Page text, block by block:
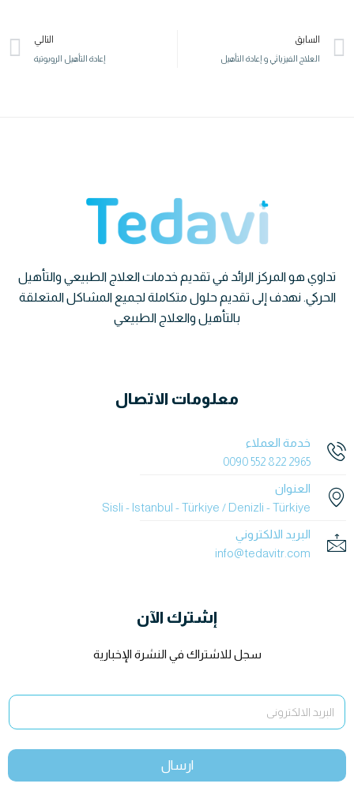
السابق
العلاج الفيزيائي و إعادة التأهيل
التالي
إعادة التأهيل الروبوتية
تداوي هو المركز الرائد في تقديم خدمات العلاج الطبيعي والتأهيل
الحركي. نهدف إلى تقديم حلول متكاملة لجميع المشاكل المتعلقة
بالتأهيل والعلاج الطبيعي
معلومات الاتصال
خدمة العملاء
2965 822 552 0090
العنوان
Sisli - Istanbul - Türkiye / Denizli - Türkiye
البريد الالكتروني
info@tedavitr.com
إشترك الآن
سجل للاشتراك في النشرة الإخبارية
ارسال